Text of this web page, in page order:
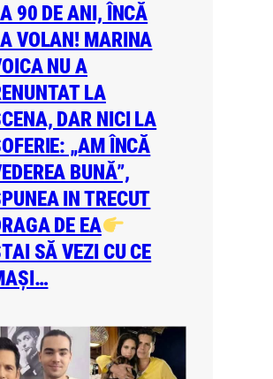
90 DE ANI, ÎNCĂ
VOLAN! MARINA
NU A
LA
DAR NICI LA
„AM ÎNCĂ
BUNĂ”,
IN TRECUT
DE EA
SĂ VEZI CU CE